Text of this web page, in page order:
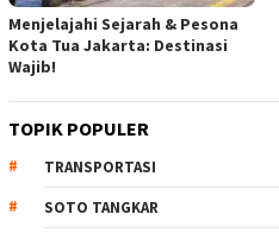
Menjelajahi Sejarah & Pesona
Kota Tua Jakarta: Destinasi
Wajib!
TOPIK POPULER
TRANSPORTASI
SOTO TANGKAR